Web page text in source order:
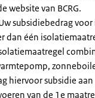
website van BCRG.
subsidiebedrag
dan één
hiervoor subsidie
van de 1e